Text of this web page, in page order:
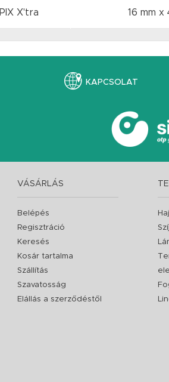
PIX X'tra 16 mm x
KAPCSOLAT
VÁSÁRLÁS
Belépés
Regisztráció
Keresés
Kosár tartalma
Szállítás
Szavatosság
Elállás a szerződéstől